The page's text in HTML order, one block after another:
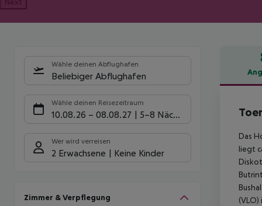
Wähle deinen Abflughafen
Beliebiger Abflughafen
Wähle deinen Reisezeitraum
10.08.26 – 08.08.27 5-8 Nächte
Wer wird verreisen
2 Erwachsene Keine Kinder
Zimmer & Verpflegung
Das
liegt